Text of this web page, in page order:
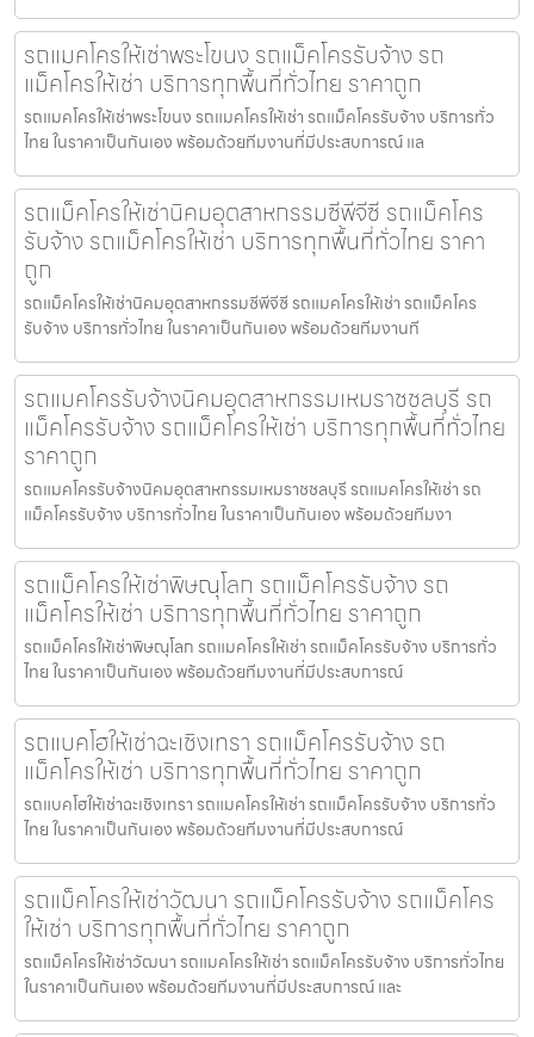
รถแมคโครให้เช่าพระโขนง รถแม็คโครรับจ้าง รถ
แม็คโครให้เช่า บริการทุกพื้นที่ทั่วไทย ราคาถูก
รถแมคโครให้เช่าพระโขนง รถแมคโครให้เช่า รถแม็คโครรับจ้าง บริการทั่ว
ไทย ในราคาเป็นกันเอง พร้อมด้วยทีมงานที่มีประสบการณ์ แล
รถแม็คโครให้เช่านิคมอุตสาหกรรมซีพีจีซี รถแม็คโคร
รับจ้าง รถแม็คโครให้เช่า บริการทุกพื้นที่ทั่วไทย ราคา
ถูก
รถแม็คโครให้เช่านิคมอุตสาหกรรมซีพีจีซี รถแมคโครให้เช่า รถแม็คโคร
รับจ้าง บริการทั่วไทย ในราคาเป็นกันเอง พร้อมด้วยทีมงานที
รถแมคโครรับจ้างนิคมอุตสาหกรรมเหมราชชลบุรี รถ
แม็คโครรับจ้าง รถแม็คโครให้เช่า บริการทุกพื้นที่ทั่วไทย
ราคาถูก
รถแมคโครรับจ้างนิคมอุตสาหกรรมเหมราชชลบุรี รถแมคโครให้เช่า รถ
แม็คโครรับจ้าง บริการทั่วไทย ในราคาเป็นกันเอง พร้อมด้วยทีมงา
รถแม็คโครให้เช่าพิษณุโลก รถแม็คโครรับจ้าง รถ
แม็คโครให้เช่า บริการทุกพื้นที่ทั่วไทย ราคาถูก
รถแม็คโครให้เช่าพิษณุโลก รถแมคโครให้เช่า รถแม็คโครรับจ้าง บริการทั่ว
ไทย ในราคาเป็นกันเอง พร้อมด้วยทีมงานที่มีประสบการณ์
รถแบคโฮให้เช่าฉะเชิงเทรา รถแม็คโครรับจ้าง รถ
แม็คโครให้เช่า บริการทุกพื้นที่ทั่วไทย ราคาถูก
รถแบคโฮให้เช่าฉะเชิงเทรา รถแมคโครให้เช่า รถแม็คโครรับจ้าง บริการทั่ว
ไทย ในราคาเป็นกันเอง พร้อมด้วยทีมงานที่มีประสบการณ์
รถแม็คโครให้เช่าวัฒนา รถแม็คโครรับจ้าง รถแม็คโคร
ให้เช่า บริการทุกพื้นที่ทั่วไทย ราคาถูก
รถแม็คโครให้เช่าวัฒนา รถแมคโครให้เช่า รถแม็คโครรับจ้าง บริการทั่วไทย
ในราคาเป็นกันเอง พร้อมด้วยทีมงานที่มีประสบการณ์ และ